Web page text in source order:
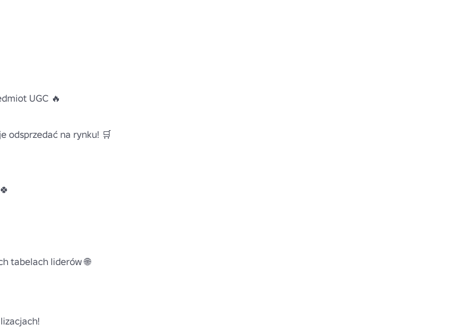
UGC 🔥
odsprzedać na rynku! 🛒
tabelach liderów 🌐